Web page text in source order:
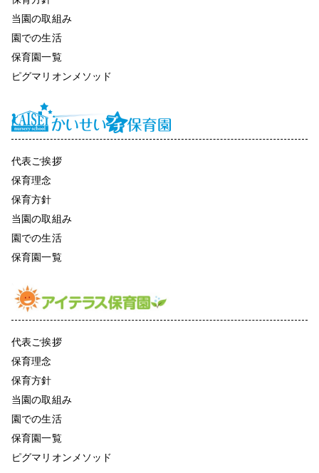
当園の取組み
園での生活
保育園一覧
ピグマリオンメソッド
代表ご挨拶
保育理念
保育方針
当園の取組み
園での生活
保育園一覧
代表ご挨拶
保育理念
保育方針
当園の取組み
園での生活
保育園一覧
ピグマリオンメソッド